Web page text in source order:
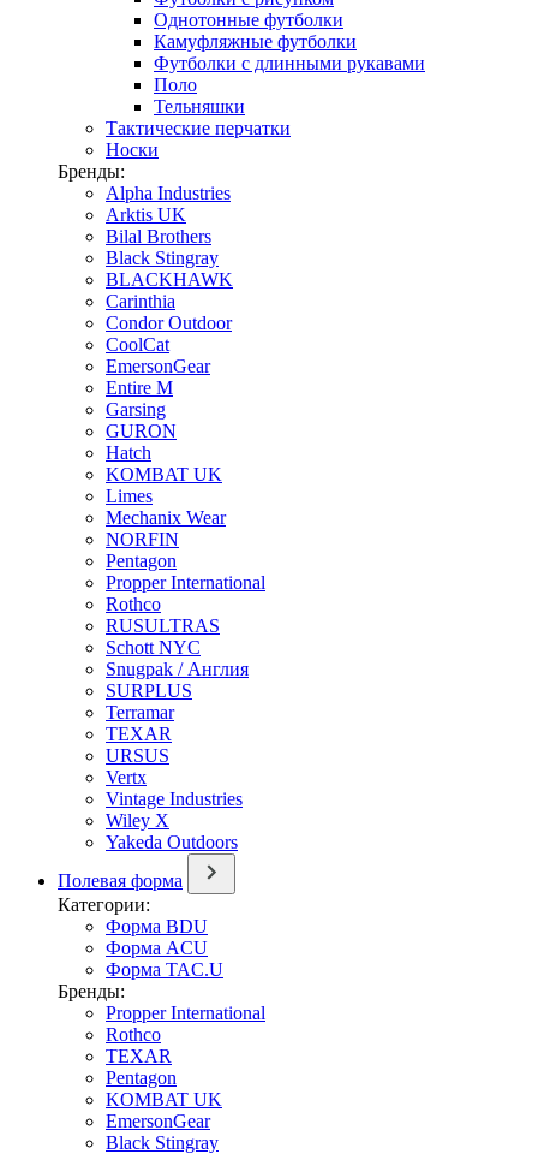
Однотонные футболки
Камуфляжные футболки
Футболки с длинными рукавами
Поло
Тельняшки
Тактические перчатки
Носки
Бренды:
Alpha Industries
Arktis UK
Bilal Brothers
Black Stingray
BLACKHAWK
Carinthia
Condor Outdoor
CoolCat
EmersonGear
Entire M
Garsing
GURON
Hatch
KOMBAT UK
Limes
Mechanix Wear
NORFIN
Pentagon
Propper International
Rothco
RUSULTRAS
Schott NYC
Snugpak / Англия
SURPLUS
Terramar
TEXAR
URSUS
Vertx
Vintage Industries
Wiley X
Yakeda Outdoors
Полевая форма
Категории:
Форма BDU
Форма ACU
Форма TAC.U
Бренды:
Propper International
Rothco
TEXAR
Pentagon
KOMBAT UK
EmersonGear
Black Stingray